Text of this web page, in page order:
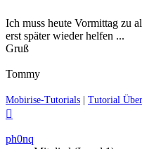
Ich muss heute Vormittag zu
erst später wieder helfen ...
Gruß
Tommy
Mobirise-Tutorials Tutorial
ph0nq